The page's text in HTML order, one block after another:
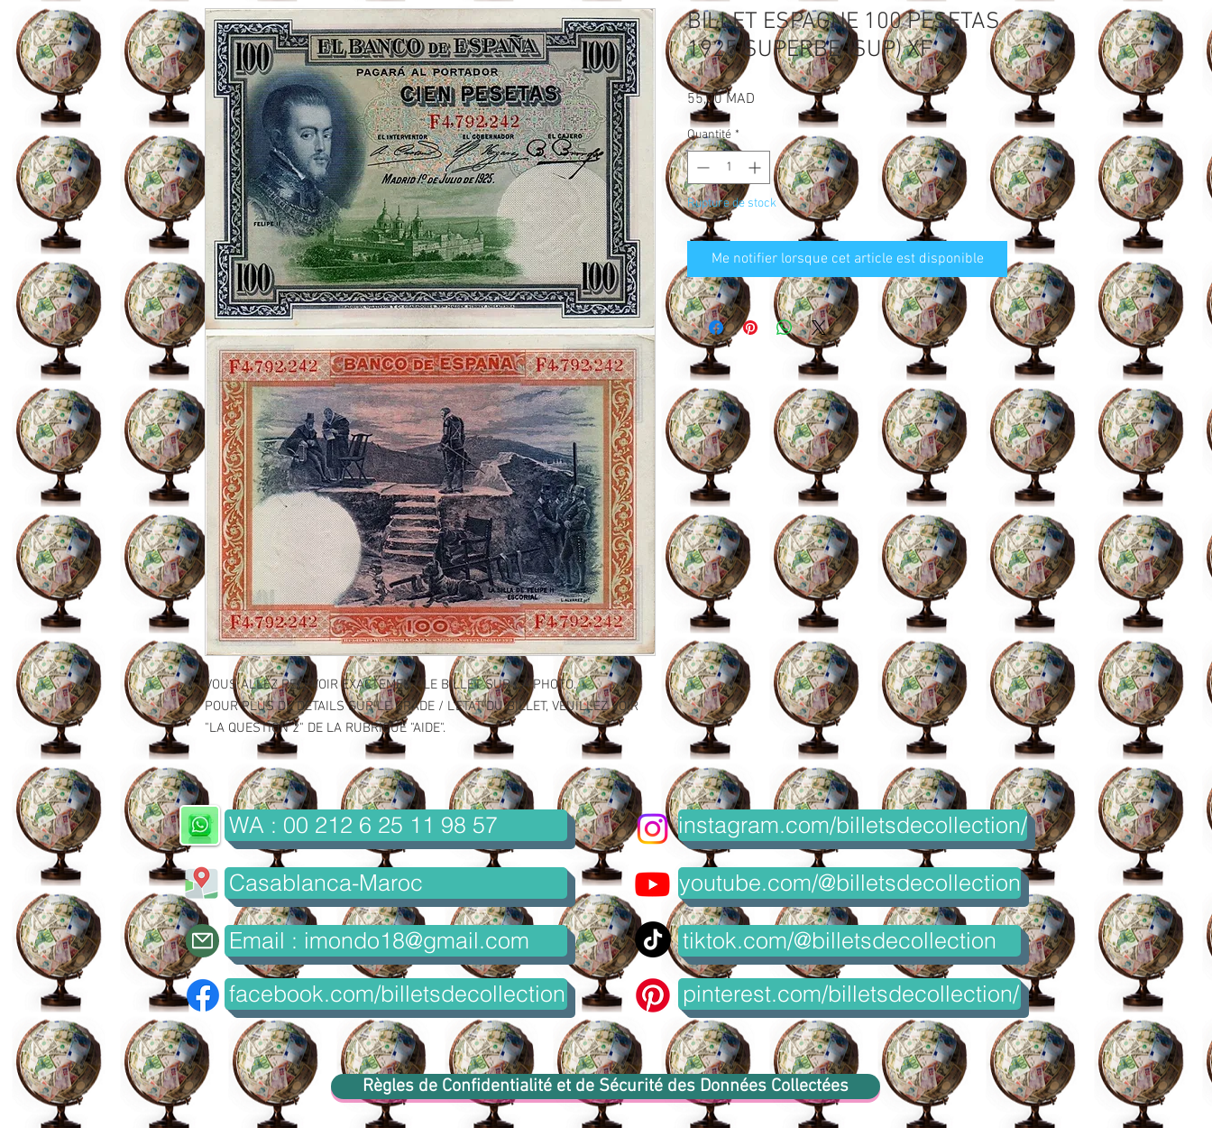
VOUS ALLEZ RECEVOIR EXACTEMENT LE BILLET SUR LA PHOTO.
POUR PLUS DE DETAILS SUR LE GRADE / L'ETAT DU BILLET, VEUILLEZ VOIR
"LA QUESTION 2" DE LA RUBRIQUE "AIDE".
BILLET ESPAGNE 100 PESETAS
1925 SUPERBE (SUP) XF
55,00 MAD
Quantité *
Rupture de stock
Me notifier lorsque cet article est disponible
WA : 00 212 6 25 11 98 57
Casablanca-Maroc
Email : imondo18@gmail.com
facebook.com/billetsdecollection
instagram.com/billetsdecollection/
youtube.com/@billetsdecollection
tiktok.com/@billetsdecollection
pinterest.com/billetsdecollection/
Règles de Confidentialité et de Sécurité des Données Collectées